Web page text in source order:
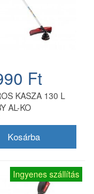
Ft
KASZA 130 L
AL-KO
Ingyenes szállítás